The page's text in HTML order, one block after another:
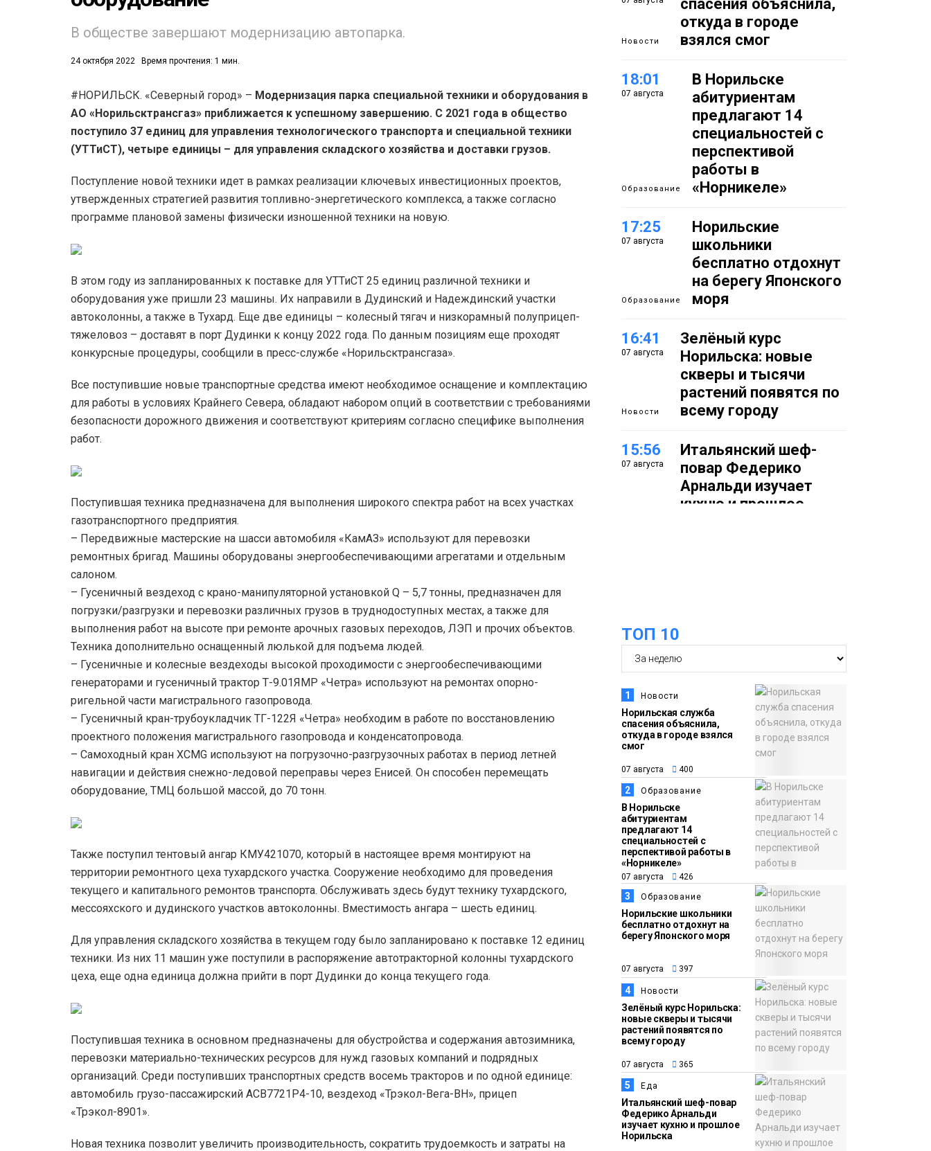
В обществе завершают модернизацию автопарка.
24 октября 2022 Время прочтения: 1 мин.
#НОРИЛЬСК. «Северный город» – Модернизация парка специальной техники и оборудования в
АО «Норильсктрансгаз» приближается к успешному завершению. С 2021 года в общество
поступило 37 единиц для управления технологического транспорта и специальной техники
(УТТиСТ), четыре единицы – для управления складского хозяйства и доставки грузов.
Поступление новой техники идет в рамках реализации ключевых инвестиционных проектов,
утвержденных стратегией развития топливно-энергетического комплекса, а также согласно
программе плановой замены физически изношенной техники на новую.
В этом году из запланированных к поставке для УТТиСТ 25 единиц различной техники и
оборудования уже пришли 23 машины. Их направили в Дудинский и Надеждинский участки
автоколонны, а также в Тухард. Еще две единицы – колесный тягач и низкорамный полуприцеп-
тяжеловоз – доставят в порт Дудинки к концу 2022 года. По данным позициям еще проходят
конкурсные процедуры, сообщили в пресс-службе «Норильсктрансгаза».
Все поступившие новые транспортные средства имеют необходимое оснащение и комплектацию
для работы в условиях Крайнего Севера, обладают набором опций в соответствии с требованиями
безопасности дорожного движения и соответствуют критериям согласно специфике выполнения
работ.
Поступившая техника предназначена для выполнения широкого спектра работ на всех участках
газотранспортного предприятия.
– Передвижные мастерские на шасси автомобиля «КамАЗ» используют для перевозки
ремонтных бригад. Машины оборудованы энергообеспечивающими агрегатами и отдельным
салоном.
– Гусеничный вездеход с крано-манипуляторной установкой Q – 5,7 тонны, предназначен для
погрузки/разгрузки и перевозки различных грузов в труднодоступных местах, а также для
выполнения работ на высоте при ремонте арочных газовых переходов, ЛЭП и прочих объектов.
Техника дополнительно оснащенный люлькой для подъема людей.
– Гусеничные и колесные вездеходы высокой проходимости с энергообеспечивающими
генераторами и гусеничный трактор Т-9.01ЯМР «Четра» используют на ремонтах опорно-
ригельной части магистрального газопровода.
– Гусеничный кран-трубоукладчик ТГ-122Я «Четра» необходим в работе по восстановлению
проектного положения магистрального газопровода и конденсатопровода.
– Самоходный кран XCMG используют на погрузочно-разгрузочных работах в период летней
навигации и действия снежно-ледовой переправы через Енисей. Он способен перемещать
оборудование, ТМЦ большой массой, до 70 тонн.
Также поступил тентовый ангар КМУ421070, который в настоящее время монтируют на
территории ремонтного цеха тухардского участка. Сооружение необходимо для проведения
текущего и капитального ремонтов транспорта. Обслуживать здесь будут технику тухардского,
мессояхского и дудинского участков автоколонны. Вместимость ангара – шесть единиц.
Для управления складского хозяйства в текущем году было запланировано к поставке 12 единиц
техники. Из них 11 машин уже поступили в распоряжение автотракторной колонны тухардского
цеха, еще одна единица должна прийти в порт Дудинки до конца текущего года.
Поступившая техника в основном предназначены для обустройства и содержания автозимника,
перевозки материально-технических ресурсов для нужд газовых компаний и подрядных
организаций. Среди поступивших транспортных средств восемь тракторов и по одной единице:
автомобиль грузо-пассажирский АСВ7721P4-10, вездеход «Трэкол-Вега-BH», прицеп
«Трэкол-8901».
Новая техника позволит увеличить производительность, сократить трудоемкость и затраты на
Новости
спасения объяснила,
откуда в городе
взялся смог
18:01
07 августа
Образование
В Норильске
абитуриентам
предлагают 14
специальностей с
перспективой
работы в
«Норникеле»
17:25
07 августа
Образование
Норильские
школьники
бесплатно отдохнут
на берегу Японского
моря
16:41
07 августа
Новости
Зелёный курс
Норильска: новые
скверы и тысячи
растений появятся по
всему городу
15:56
07 августа
Итальянский шеф-
повар Федерико
Арнальди изучает
кухню и прошлое
Спорт
14:30
07 августа
Новости
Ленинский проспект
частично закроют в
связи с Днём
рождения «Башни»
13:59
07 августа
Новости
«Домик Хоббитов» и
«Самолёт в облаках»
появятся в Кайеркане
13:08
07 августа
Новости
Предстоящие
выходные в
Норильске будут
зябкими, пасмурными
и дождливыми
07 августа
Общество
Как в Норильске
помогают женщинам
из исправительного
центра
адаптироваться к
жизни
ТОП 10
1 Новости
Норильская служба
спасения объяснила,
откуда в городе взялся
смог
07 августа 400
2 Образование
В Норильске
абитуриентам
предлагают 14
специальностей с
перспективой работы в
«Норникеле»
07 августа 426
3 Образование
Норильские школьники
бесплатно отдохнут на
берегу Японского моря
07 августа 397
4 Новости
Зелёный курс Норильска:
новые скверы и тысячи
растений появятся по
всему городу
07 августа 365
5 Еда
Итальянский шеф-повар
Федерико Арнальди
изучает кухню и прошлое
Норильска